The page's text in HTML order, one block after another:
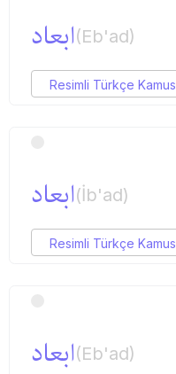
ابعاد(Eb'ad)
Resimli Türkçe Kamus
ابعاد(İb'ad)
Resimli Türkçe Kamus
ابعاد(Eb'ad)